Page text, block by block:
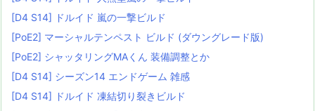
[D4 S14] ドルイド 嵐の一撃ビルド
[PoE2] マーシャルテンペスト ビルド (ダウングレード版)
[PoE2] シャッタリングMAくん 装備調整とか
[D4 S14] シーズン14 エンドゲーム 雑感
[D4 S14] ドルイド 凍結切り裂きビルド